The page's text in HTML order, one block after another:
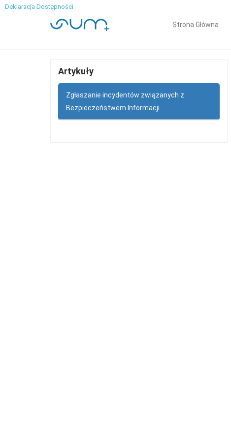
Deklaracja Dostępności
Strona Główna
Artykuły
Zgłaszanie incydentów związanych z
Bezpieczeństwem Informacji